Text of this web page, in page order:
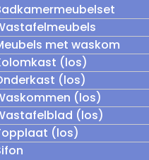
met waskom
(los)
(los)
(los)
(los)
(los)